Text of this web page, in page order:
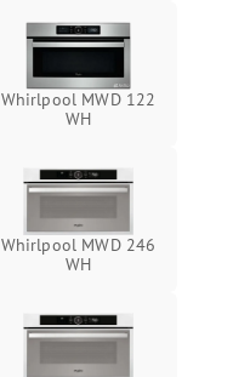
Whirlpool MWD 122
WH
Whirlpool MWD 246
WH